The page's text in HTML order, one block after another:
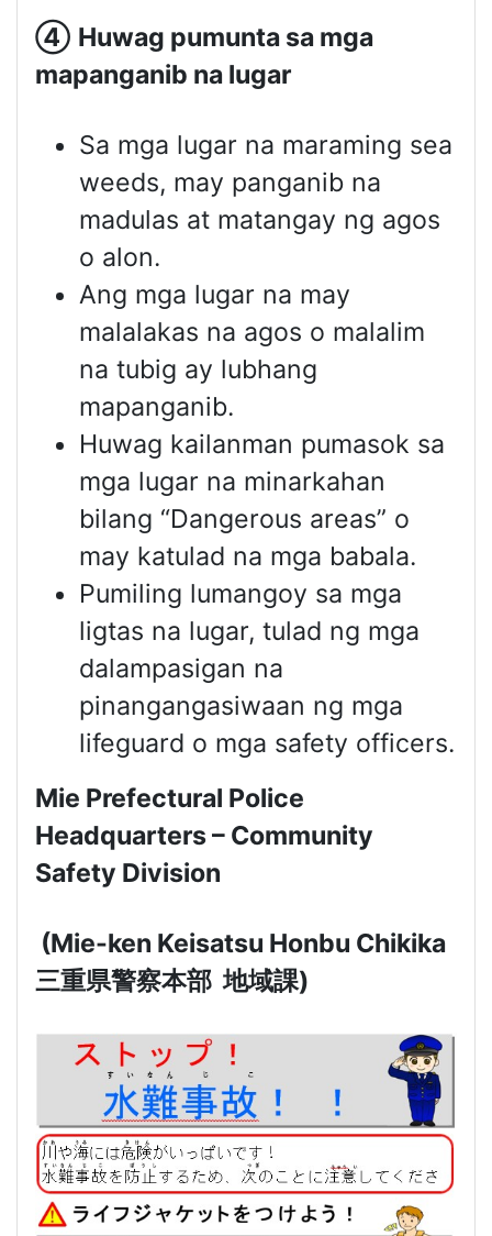
④ Huwag pumunta sa mga
mapanganib na lugar
Sa mga lugar na maraming sea
weeds, may panganib na
madulas at matangay ng agos
o alon.
Ang mga lugar na may
malalakas na agos o malalim
na tubig ay lubhang
mapanganib.
Huwag kailanman pumasok sa
mga lugar na minarkahan
bilang “Dangerous areas” o
may katulad na mga babala.
Pumiling lumangoy sa mga
ligtas na lugar, tulad ng mga
dalampasigan na
pinangangasiwaan ng mga
lifeguard o mga safety officers.
Mie Prefectural Police
Headquarters – Community
Safety Division
(Mie-ken Keisatsu Honbu Chikika
三重県警察本部 地域課)